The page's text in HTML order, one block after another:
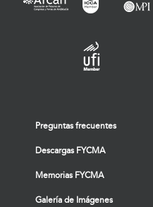
Preguntas frecuentes
Descargas FYCMA
Memorias FYCMA
Galería de Imágenes